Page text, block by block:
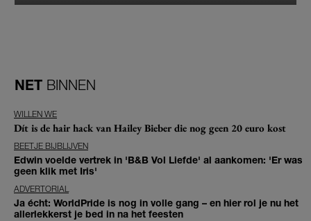
NET BINNEN
WILLEN WE
Dít is de hair hack van Hailey Bieber die nog geen 20 euro kost
BEETJE BIJBLIJVEN
Edwin voelde vertrek in 'B&B Vol Liefde' al aankomen: 'Er was
geen klik met Iris'
ADVERTORIAL
Ja écht: WorldPride is nog in volle gang – en hier rol je nu het
allerlekkerst je bed in na het feesten